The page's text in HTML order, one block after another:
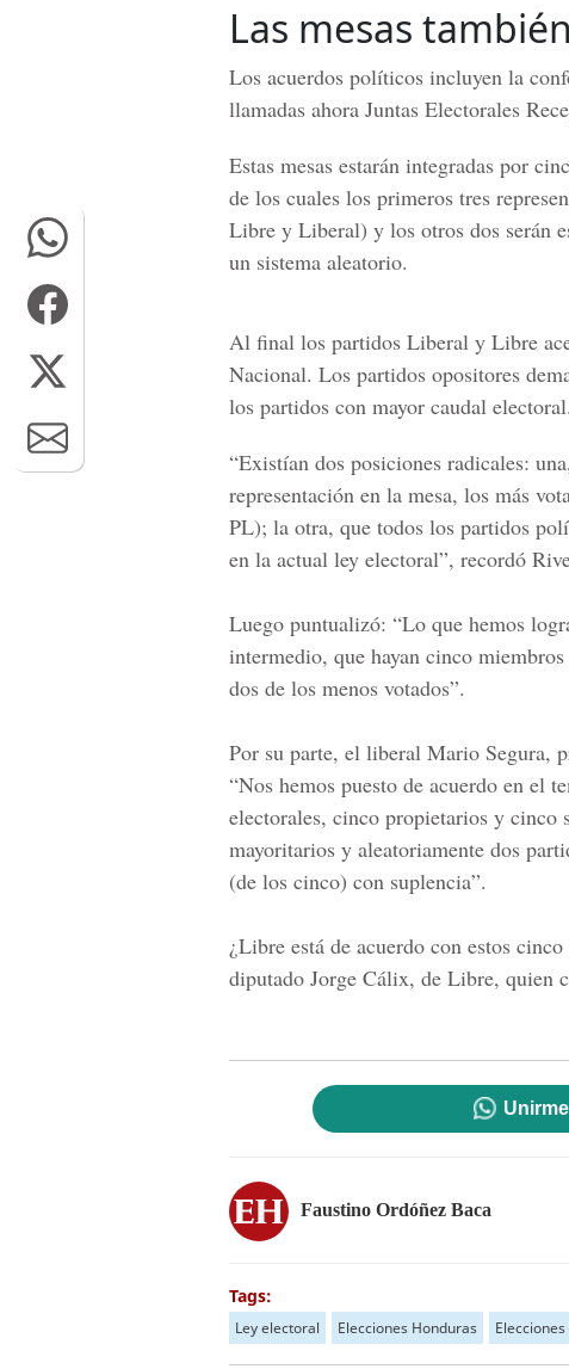
Las mesas también
Los acuerdos políticos incluyen la
llamadas ahora Juntas Electorales
Estas mesas estarán integradas por
de los cuales los primeros tres
Libre y Liberal) y los otros dos serán
un sistema aleatorio.
Al final los partidos Liberal y Libre
Nacional. Los partidos opositores
los partidos con mayor caudal electoral.
“Existían dos posiciones radicales:
representación en la mesa, los más
PL); la otra, que todos los partidos
en la actual ley electoral”, recordó
Luego puntualizó: “Lo que hemos
intermedio, que hayan cinco
dos de los menos votados”.
Por su parte, el liberal Mario Segura,
“Nos hemos puesto de acuerdo en el
electorales, cinco propietarios y cinco
mayoritarios y aleatoriamente dos
(de los cinco) con suplencia”.
¿Libre está de acuerdo con estos
diputado Jorge Cálix, de Libre, quien
Faustino Ordóñez Baca
Tags:
Ley electoral Elecciones Honduras